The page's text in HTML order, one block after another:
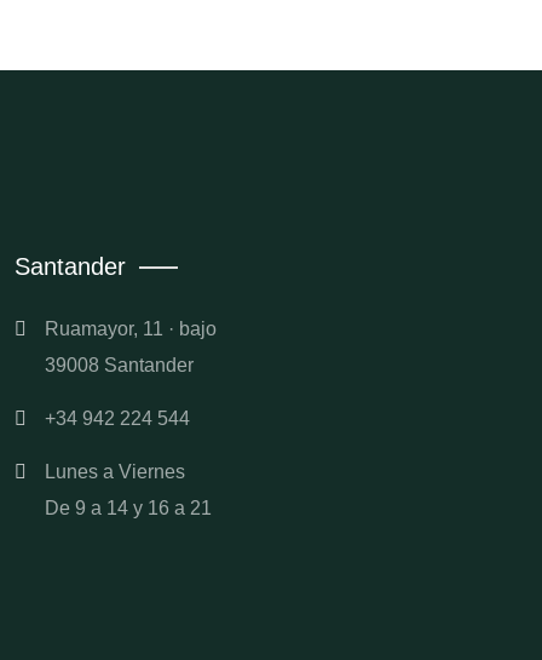
Santander
Ruamayor, 11 · bajo
39008 Santander
+34 942 224 544
Lunes a Viernes
De 9 a 14 y 16 a 21